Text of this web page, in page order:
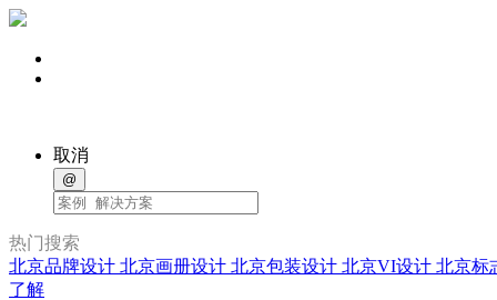
取消
@
热门搜索
北京品牌设计 北京画册设计 北京包装设计 北京VI设计 北京标
了解